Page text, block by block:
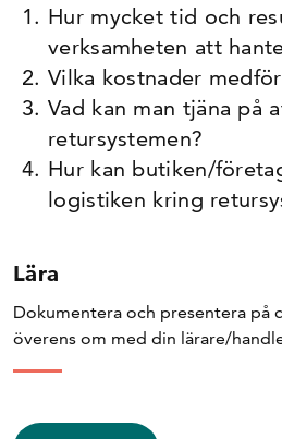
Hur mycket tid och
verksamheten att
Vilka kostnader
Vad kan man tjäna på
retursystemen?
Hur kan butiken/
logistiken kring
Lära
Dokumentera och presentera på
överens om med din lärare/